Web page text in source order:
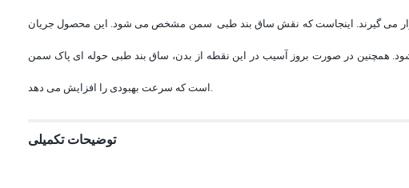
می گیرند. اینجاست که نقش ساق بند طبی سمن مشخص می شود. این محصول جریان
همچنین در صورت بروز آسیب در این نقطه از بدن، ساق بند طبی حوله ای پاک سمن
است که سرعت بهبودی را افزایش می دهد.
توضیحات تکمیلی